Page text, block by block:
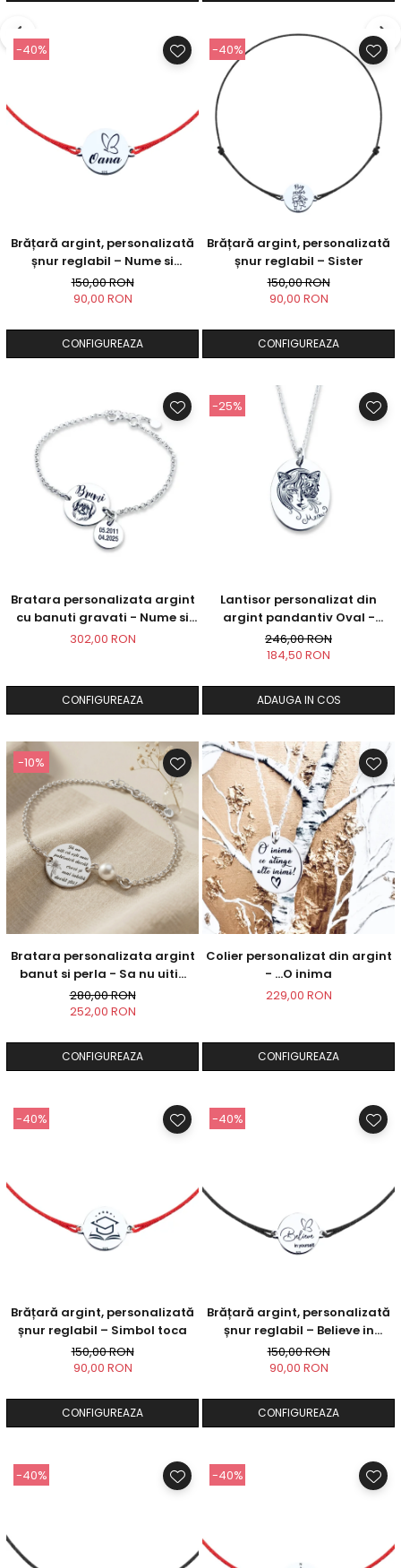
-40%
Brățară argint, personalizată
șnur reglabil – Nume si
Fluturas
150,00 RON
90,00 RON
CONFIGUREAZA
-40%
Brățară argint, personalizată
șnur reglabil – Sister
150,00 RON
90,00 RON
CONFIGUREAZA
Bratara personalizata argint
cu banuti gravati - Nume si
simbol catelus
302,00 RON
CONFIGUREAZA
-25%
Lantisor personalizat din
argint pandantiv Oval -
Catwoman
246,00 RON
184,50 RON
ADAUGA IN COS
-10%
Bratara personalizata argint
banut si perla - Sa nu uiti...
280,00 RON
252,00 RON
CONFIGUREAZA
Colier personalizat din argint
- ...O inima
229,00 RON
CONFIGUREAZA
-40%
Brățară argint, personalizată
șnur reglabil – Simbol toca
150,00 RON
90,00 RON
CONFIGUREAZA
-40%
Brățară argint, personalizată
șnur reglabil – Believe in
Yourself
150,00 RON
90,00 RON
CONFIGUREAZA
-40% -40%